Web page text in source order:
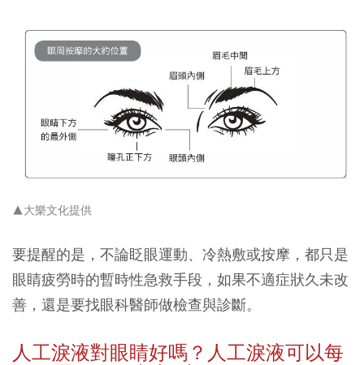
▲大樂文化提供
要提醒的是，不論眨眼運動、冷熱敷或按摩，都只是
眼睛疲勞時的暫時性急救手段，如果不適症狀久未改
善，還是要找眼科醫師做檢查與診斷。
人工淚液對眼睛好嗎？人工淚液可以每